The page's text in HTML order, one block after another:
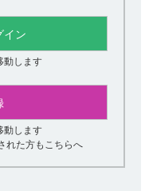
類、製剤の大きさ、
者に投与できます
イン
動します
動します
れた方もこちらへ